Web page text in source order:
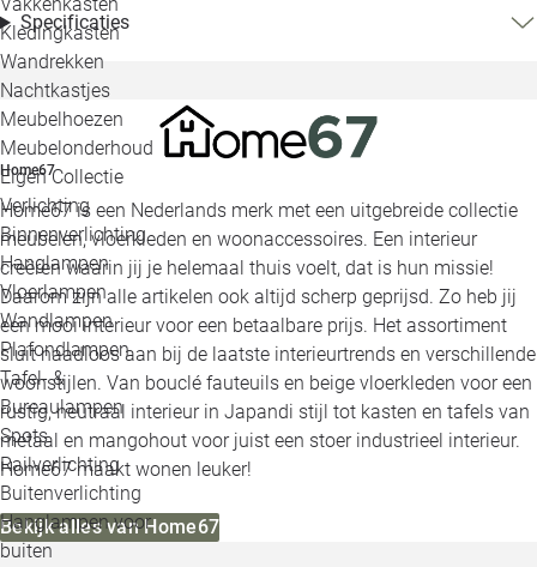
Kledingkasten
Wandrekken
Nachtkastjes
Meubelhoezen
Meubelonderhoud
Eigen Collectie
Verlichting
Binnenverlichting
Hanglampen
Vloerlampen
Wandlampen
Plafondlampen
Tafel- &
Bureaulampen
Spots
Railverlichting
Buitenverlichting
Hanglampen voor
buiten
Specificaties
Home67
Home67 is een Nederlands merk met een uitgebreide collectie
meubelen, vloerkleden en woonaccessoires. Een interieur
creëren waarin jij je helemaal thuis voelt, dat is hun missie!
Daarom zijn alle artikelen ook altijd scherp geprijsd. Zo heb jij
een mooi interieur voor een betaalbare prijs. Het assortiment
sluit naadloos aan bij de laatste interieurtrends en verschillende
woonstijlen. Van bouclé fauteuils en beige vloerkleden voor een
rustig, neutraal interieur in Japandi stijl tot kasten en tafels van
metaal en mangohout voor juist een stoer industrieel interieur.
Home67 maakt wonen leuker!
Bekijk alles van Home67